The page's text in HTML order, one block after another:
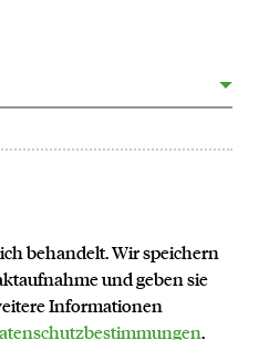
behandelt. Wir speichern
und geben sie
Informationen
.